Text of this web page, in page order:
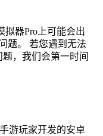
拟器Pro上可能会出
题。 若您遇到无法
题，我们会第一时间
游玩家开发的安卓